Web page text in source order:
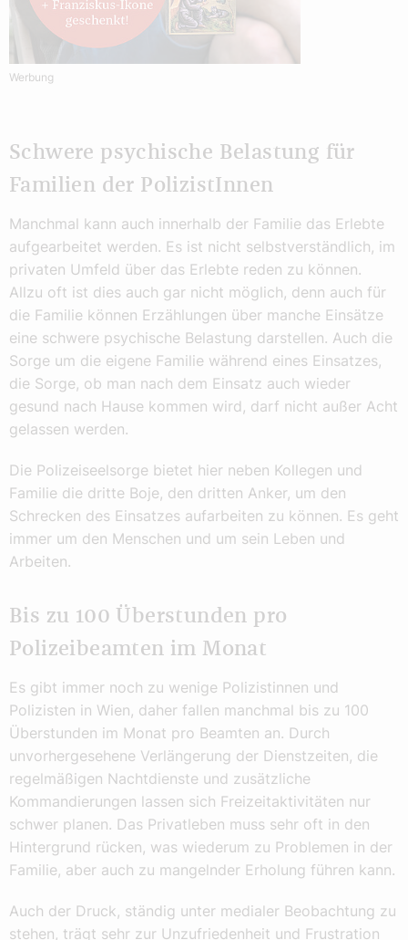
Werbung
Schwere psychische Belastung für
Familien der PolizistInnen
Manchmal kann auch innerhalb der Familie das Erlebte
aufgearbeitet werden. Es ist nicht selbstverständlich, im
privaten Umfeld über das Erlebte reden zu können.
Allzu oft ist dies auch gar nicht möglich, denn auch für
die Familie können Erzählungen über manche Einsätze
eine schwere psychische Belastung darstellen. Auch die
Sorge um die eigene Familie während eines Einsatzes,
die Sorge, ob man nach dem Einsatz auch wieder
gesund nach Hause kommen wird, darf nicht außer Acht
gelassen werden.
Die Polizeiseelsorge bietet hier neben Kollegen und
Familie die dritte Boje, den dritten Anker, um den
Schrecken des Einsatzes aufarbeiten zu können. Es geht
immer um den Menschen und um sein Leben und
Arbeiten.
Bis zu 100 Überstunden pro
Polizeibeamten im Monat
Es gibt immer noch zu wenige Polizistinnen und
Polizisten in Wien, daher fallen manchmal bis zu 100
Überstunden im Monat pro Beamten an. Durch
unvorhergesehene Verlängerung der Dienstzeiten, die
regelmäßigen Nachtdienste und zusätzliche
Kommandierungen lassen sich Freizeitaktivitäten nur
schwer planen. Das Privatleben muss sehr oft in den
Hintergrund rücken, was wiederum zu Problemen in der
Familie, aber auch zu mangelnder Erholung führen kann.
Auch der Druck, ständig unter medialer Beobachtung zu
stehen, trägt sehr zur Unzufriedenheit und Frustration